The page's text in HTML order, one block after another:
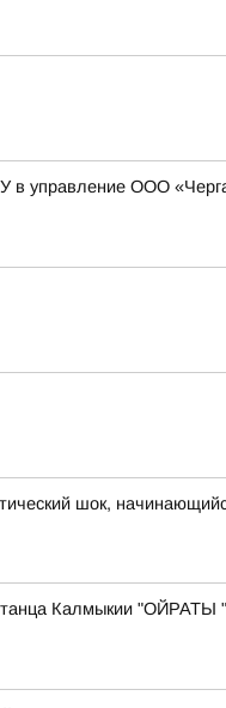
в управление ООО
шок,
Калмыкии "ОЙРАТЫ "